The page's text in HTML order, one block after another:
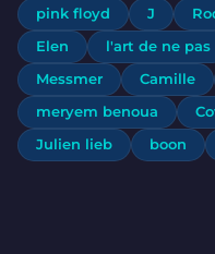
pink floyd J
Elen
l'art de ne pas
Messmer
Camille
meryem benoua
Julien lieb
boon